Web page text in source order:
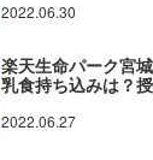
2022.06.30
楽天生命パーク宮
乳食持ち込みは？
2022.06.27